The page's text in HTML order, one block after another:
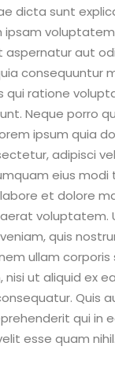
dicta sunt
ipsam
aspernatur aut
consequuntur
qui ratione
Neque porro
ipsum quia
adipisci
eius modi
et dolore
voluptatem.
quis
ullam corporis
nisi ut aliquid ex ea
Quis
qui in
esse quam nihil.